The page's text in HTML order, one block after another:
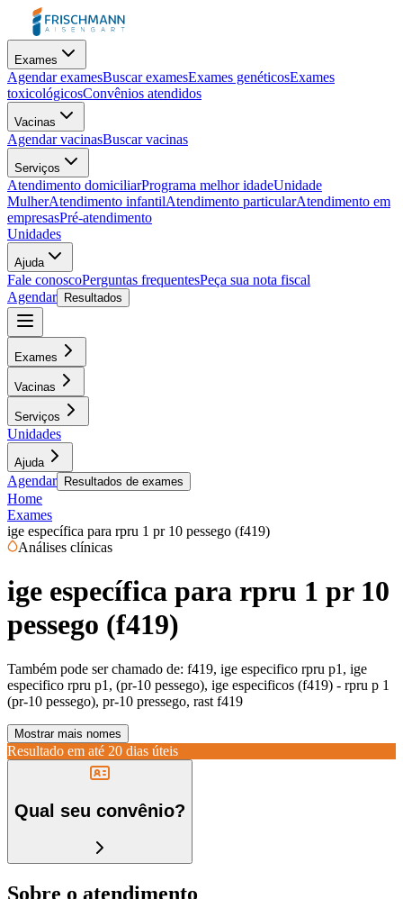
Exames
Agendar examesBuscar examesExames genéticosExames
toxicológicosConvênios atendidos
Vacinas
Agendar vacinasBuscar vacinas
Serviços
Atendimento domiciliarPrograma melhor idadeUnidade
MulherAtendimento infantilAtendimento particularAtendimento em
empresasPré-atendimento
Unidades
Ajuda
Fale conoscoPerguntas frequentesPeça sua nota fiscal
Agendar
Resultados
Exames
Vacinas
Serviços
Unidades
Ajuda
Agendar Resultados de exames
Home
Exames
ige específica para rpru 1 pr 10 pessego (f419)
Análises clínicas
ige específica para rpru 1 pr 10
pessego (f419)
Também pode ser chamado de: f419, ige especifico rpru p1, ige
especifico rpru p1, (pr-10 pessego), ige especificos (f419) - rpru p 1
(pr-10 pessego), pr-10 pressego, rast f419
Mostrar mais nomes
Resultado em até 20 dias úteis
Qual seu convênio?
Sobre o atendimento